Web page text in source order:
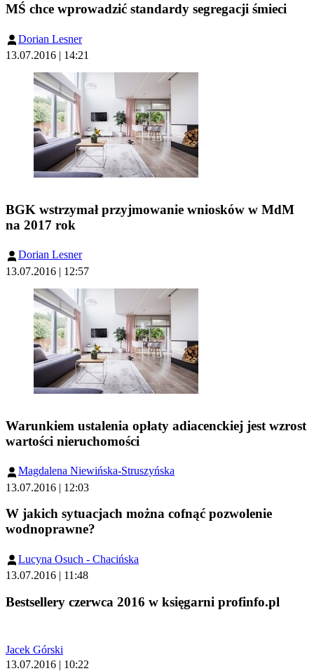
MŚ chce wprowadzić standardy segregacji śmieci
Dorian Lesner
13.07.2016 | 14:21
BGK wstrzymał przyjmowanie wniosków w MdM
na 2017 rok
Dorian Lesner
13.07.2016 | 12:57
Warunkiem ustalenia opłaty adiacenckiej jest wzrost
wartości nieruchomości
Magdalena Niewińska-Struszyńska
13.07.2016 | 12:03
W jakich sytuacjach można cofnąć pozwolenie
wodnoprawne?
Lucyna Osuch - Chacińska
13.07.2016 | 11:48
Bestsellery czerwca 2016 w księgarni profinfo.pl
Jacek Górski
13.07.2016 | 10:22